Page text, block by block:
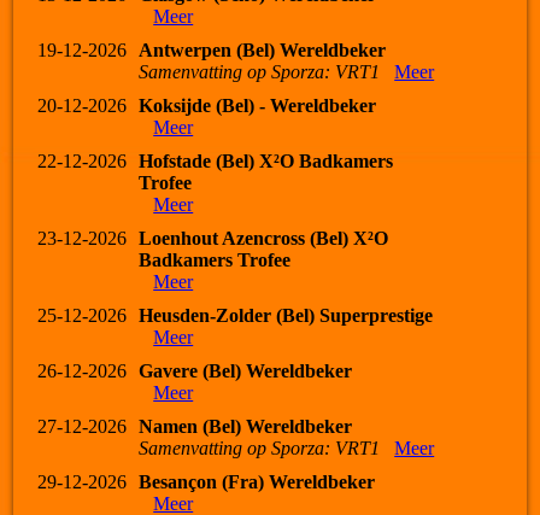
Meer
19-12-2026
Antwerpen (Bel) Wereldbeker
Samenvatting op Sporza: VRT1
Meer
20-12-2026
Koksijde (Bel) - Wereldbeker
Meer
22-12-2026
Hofstade (Bel) X²O Badkamers
Trofee
Meer
23-12-2026
Loenhout Azencross (Bel) X²O
Badkamers Trofee
Meer
25-12-2026
Heusden-Zolder (Bel) Superprestige
Meer
26-12-2026
Gavere (Bel) Wereldbeker
Meer
27-12-2026
Namen (Bel) Wereldbeker
Samenvatting op Sporza: VRT1
Meer
29-12-2026
Besançon (Fra) Wereldbeker
Meer